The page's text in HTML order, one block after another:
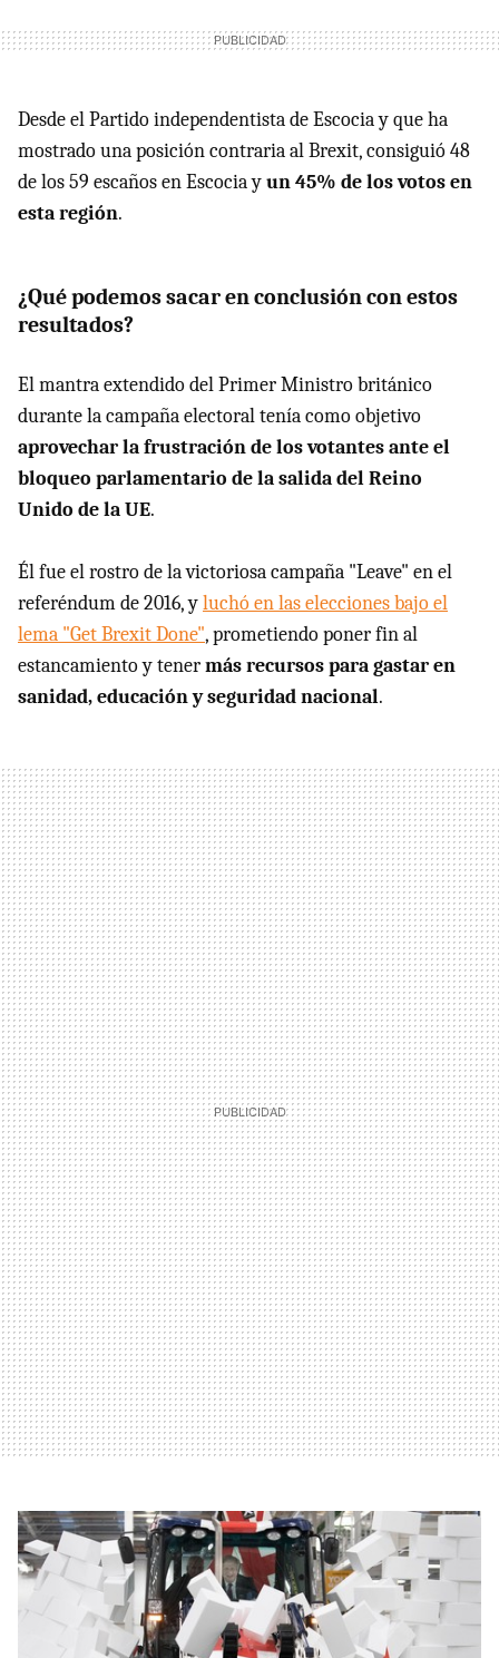
Desde el Partido independentista de Escocia y que ha
mostrado una posición contraria al Brexit, consiguió 48
de los 59 escaños en Escocia yun 45% de los votos en
esta región.
¿Qué podemos sacar en conclusión con estos
resultados?
El mantra extendido del Primer Ministro británico
durante la campaña electoral tenía como objetivo
aprovechar la frustración de los votantes ante el
bloqueo parlamentario de la salida del Reino
Unido de la UE.
Él fue el rostro de la victoriosa campaña "Leave" en el
referéndum de 2016, yluchó en las elecciones bajo el
lema "Get Brexit Done", prometiendo poner fin al
estancamiento y tenermás recursos para gastar en
sanidad, educación y seguridad nacional.